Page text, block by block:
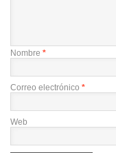
Nombre *
Correo electrónico *
Web